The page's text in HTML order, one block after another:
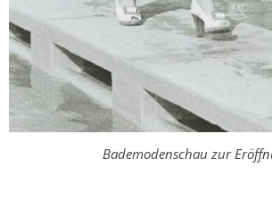
Bademodenschau zur